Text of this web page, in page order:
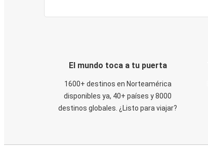
El mundo toca a tu puerta
1600+ destinos en Norteamérica
disponibles ya, 40+ países y 8000
destinos globales. ¿Listo para viajar?